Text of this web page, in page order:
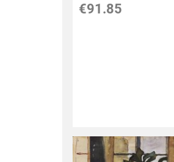
€91.85